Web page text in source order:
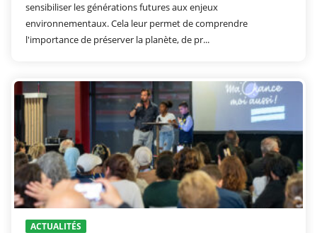
sensibiliser les générations futures aux enjeux
environnementaux. Cela leur permet de comprendre
l'importance de préserver la planète, de pr...
ACTUALITÉS